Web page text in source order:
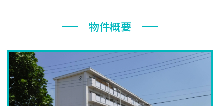
ついて
情報
情報
物件概要